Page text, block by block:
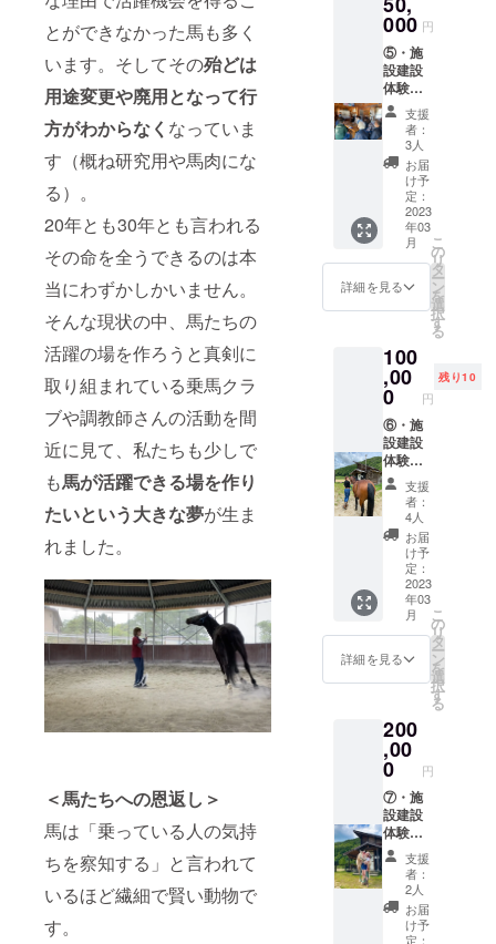
とができなかった馬も多く
います。そしてその殆どは
用途変更や廃用となって行
方がわからなく なっていま
す（概ね研究用や馬肉にな
る）。
20年とも30年とも言われる
その命を全うできるのは本
当にわずかしかいません。
そんな現状の中、馬たちの
活躍の場を作ろうと真剣に
取り組まれている乗馬クラ
ブや調教師さんの活動を間
近に見て、私たちも少しで
も馬が活躍できる場を作り
たいという大きな夢が生ま
れました。
＜馬たちへの恩返し＞
馬は「乗っている人の気持
ちを察知する」と言われて
いるほど繊細で賢い動物で
す。
された
い場合
はお一
人ずつ
のご支
援をお
願い致
しま
す。 馬
カフェ
グラン
ドオー
プン後
LOVE U
＠あい
りによ
る個別
馬レッ
スンを
３0分受
けられ
ます。
また、
30分間
個別撮
影をお
楽しみ
いただ
けま
す。 ※
写真に
宛名入
れをご
希望の
方は備
考欄に
お名前
載下さ
い。 ※
誰でも
気軽に
ご参加
頂くた
めに備
考欄に
「DIY経
験が有
る か 無
い」か
をご記
アン
ケート
形式で
調整さ
せて頂
きま
す。 参
加権は
一名様
となり
ますの
で、複
数人で
ご参加
された
い場合
はお一
人ずつ
援をお
願い致
しま
す。 馬
カフェ
で撮影
したI
LOVE U
＠あい
りのミ
ニ写真
集を1冊
お届け
しま
す。 ※
写真に
宛名入
れをご
希望の
方は備
お名前
をご記
載下さ
い。 ※
誰でも
気軽に
ご参加
頂くた
めに備
考欄に
「DIY経
験が有
る か 無
経験がある場合
はどの程度の作
業が可能かも合
わせてご記載頂
けると助かりま
す。
の方か
らプロ
の方ま
で多く
の方に
ご参加
頂きた
いで
す。 自
分が建
設に関
わった
施設に
お迎え
した馬
と触れ
特別な
リラク
ゼー
ション
を感じ
てもら
えると
思いま
す。 建
設開始
時から
プレ
オープ
ンまで
のご案
内時に
いつで
もご利
で作業
内容と
日時を
お知ら
せ致し
ますの
で、ご
都合の
付く時
に自由
にご参
加頂け
設内看
板に記
名1年
間
ク
ラブハ
ウスや
厩舎、
馬場や
外乗
コース
の馬道
整備な
ど、施
設建設
に関わ
して一
緒にウ
マルを
作って
下さ
い。DIY
初心者
の方か
らプロ
の方ま
で多く
の方に
ご参加
頂きた
いで
す。 自
分が建
設に関
した馬
と触れ
合う時
間は、
きっと
特別な
リラク
ゼー
ション
を感じ
てもら
えると
000 円
⑤・施
設建設
体験参
加権2名
様分
・公
式サイ
ト及び
施設内
看板に
記名1年
間 ・
馬の勉
強会1回
＆プレ
オープ
入場権2
名様 ク
ラブハ
ウスや
厩舎、
馬場や
外乗
コース
の馬道
整備な
ど、施
設建設
に関わ
る様々
な作業
に参加
して一
緒にウ
マルを
作って
い。DIY
初心者
の方か
らプロ
の方ま
で多く
の方に
ご参加
頂きた
いで
す。 自
分が建
設に関
支援
者：
3人
お届
け予
定：
2023
年03
月
詳細を見る
こ
の
リ
タ
ー
ン
を
選
択
す
る
100
,00
0 円
残り10
⑥・施
設建設
体験参
加権2名
様分
・公
式サイ
ト及び
施設内
看板に
記名1年
間 ・
馬の勉
強会1回
＆プレ
オープ
入場権2
名様
・馬
の迎え
入れ日
ご招
待
クラ
ブハウ
スや厩
舎、馬
場や外
支援
者：
4人
お届
け予
定：
2023
年03
月
詳細を見る
こ
の
リ
タ
ー
ン
を
選
択
す
る
200
,00
0 円
⑦・施
設建設
体験参
加権2名
様分
・公
式サイ
ト及び
施設内
支援
者：
2人
お届
け予
定：